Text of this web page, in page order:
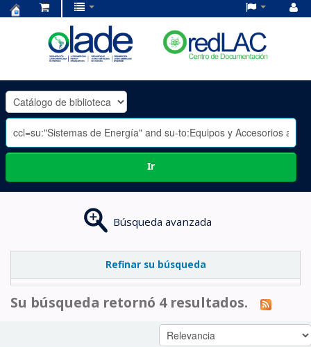
OLADE
-
Ir
Búsqueda avanzada
Refinar su búsqueda
Su búsqueda retornó 4 resultados.